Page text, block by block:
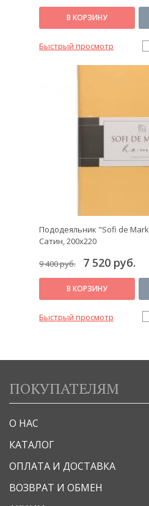
В КОРЗИНУ
Быстрый просмотр
Пододеяльник "Sofi de
Сатин, 200х220
9 400 руб. 7 520 руб.
В КОРЗИНУ
Быстрый просмотр
ПОКУПАТЕЛЯМ
О НАС
КАТАЛОГ
ОПЛАТА И ДОСТАВКА
ВОЗВРАТ И ОБМЕН